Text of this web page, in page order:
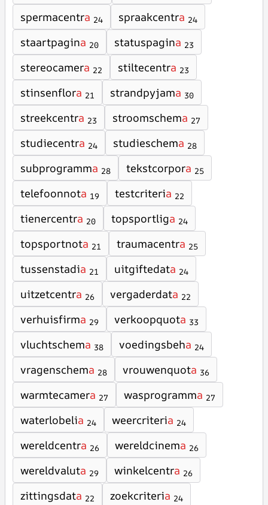
spermacentra 24 spraakcentra 24
staartpagina 20 statuspagina 23
stereocamera 22 stiltecentra 23
stinsenflora 21 strandpyjama 30
streekcentra 23 stroomschema 27
studiecentra 24 studieschema 28
subprogramma 28 tekstcorpora 25
telefoonnota 19 testcriteria 22
tienercentra 20 topsportliga 24
topsportnota 21 traumacentra 25
tussenstadia 21 uitgiftedata 24
uitzetcentra 26 vergaderdata 22
verhuisfirma 29 verkoopquota 33
vluchtschema 38 voedingsbeha 24
vragenschema 28 vrouwenquota 36
warmtecamera 27 wasprogramma 27
waterlobelia 24 weercriteria 24
wereldcentra 26 wereldcinema 26
wereldvaluta 29 winkelcentra 26
zittingsdata 22 zoekcriteria 24